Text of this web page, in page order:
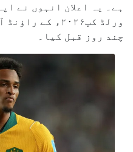
ہے۔ یہ اعلان انہوں نے
چند روز قبل کیا۔